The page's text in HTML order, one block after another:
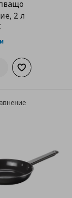
2 л
ме за
Добави към